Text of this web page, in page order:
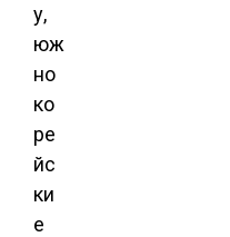
у,
юж
но
ко
ре
йс
ки
е